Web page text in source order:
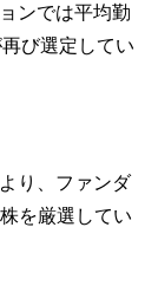
ンでは平均勤
び選定してい
り、ファンダ
を厳選してい